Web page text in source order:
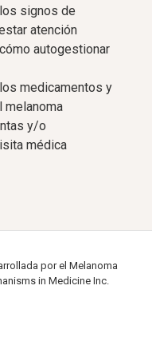
signos de
atención
autogestionar
medicamentos y
melanoma
y/o
médica
por el Melanoma
in Medicine Inc.